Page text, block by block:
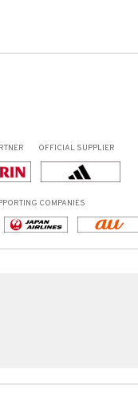
OFFICIAL SUPPLIER
COMPANIES